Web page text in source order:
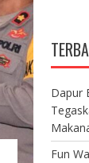
Dapur
Fun